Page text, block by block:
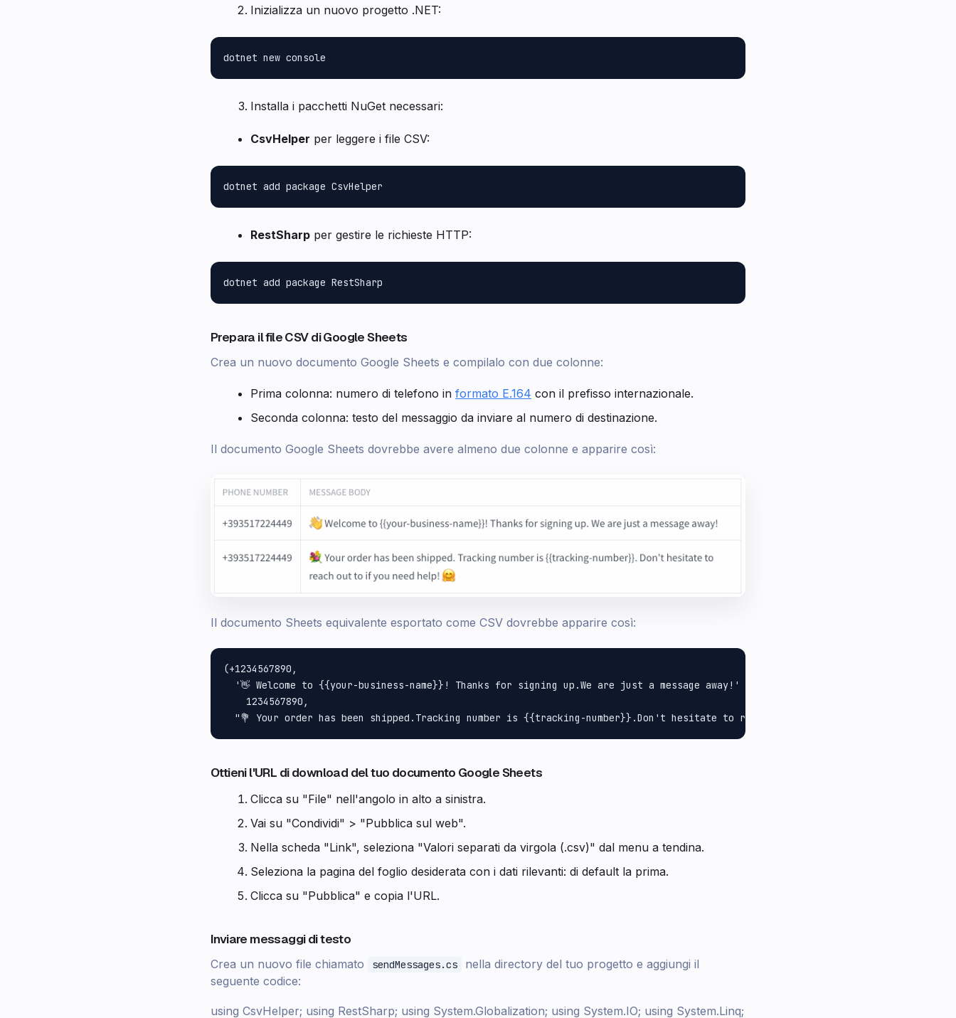
Inizializza un nuovo progetto .NET:
Installa i pacchetti NuGet necessari:
CsvHelper per leggere i file CSV:
RestSharp per gestire le richieste HTTP:
Prepara il file CSV di Google Sheets
Crea un nuovo documento Google Sheets e compilalo con due colonne:
Prima colonna: numero di telefono in formato E.164 con il prefisso internazionale.
Seconda colonna: testo del messaggio da inviare al numero di destinazione.
Il documento Google Sheets dovrebbe avere almeno due colonne e apparire così:
Il documento Sheets equivalente esportato come CSV dovrebbe apparire così:
(+1234567890,
  '👋 Welcome to {{your-business-name}}! Thanks for signing up.We are just a message away!' +
    1234567890,
Ottieni l'URL di download del tuo documento Google Sheets
Clicca su "File" nell'angolo in alto a sinistra.
Vai su "Condividi" > "Pubblica sul web".
Nella scheda "Link", seleziona "Valori separati da virgola (.csv)" dal menu a tendina.
Seleziona la pagina del foglio desiderata con i dati rilevanti: di default la prima.
Clicca su "Pubblica" e copia l'URL.
Inviare messaggi di testo
Crea un nuovo file chiamato sendMessages.cs
nella directory del tuo progetto e aggiungi il
seguente codice:
using CsvHelper; using RestSharp; using System.Globalization; using System.IO; using System.Linq;